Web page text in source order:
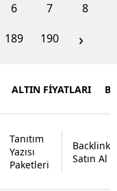
6 7
8
189 190 ›
ALTIN FİYATLARI
Tanıtım
Yazısı
Paketleri
Backlink
Satın Al